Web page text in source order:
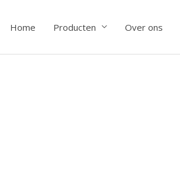
Home Producten Over ons